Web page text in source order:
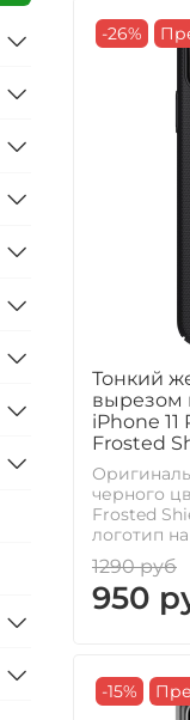
-26%
Тонкий
вырезом
iPhone
Frosted
черного
Frosted
логотип
1290 руб
950
-15%